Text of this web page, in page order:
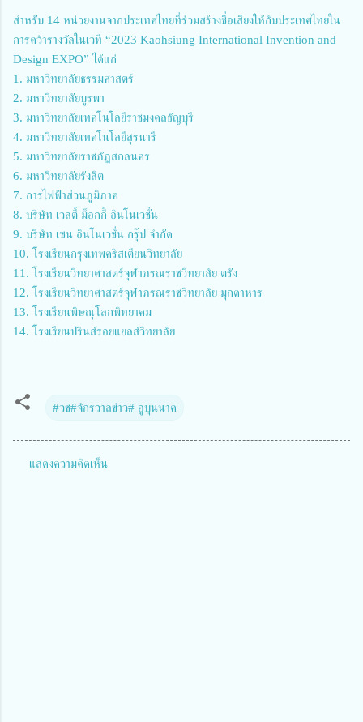
สำหรับ 14 หน่วยงานจากประเทศไทยที่ร่วมสร้างชื่อเสียงให้กับประเทศไทยใน
การคว้ารางวัลในเวที “2023 Kaohsiung International Invention and
Design EXPO” ได้แก่
1. มหาวิทยาลัยธรรมศาสตร์
2. มหาวิทยาลัยบูรพา
3. มหาวิทยาลัยเทคโนโลยีราชมงคลธัญบุรี
4. มหาวิทยาลัยเทคโนโลยีสุรนารี
5. มหาวิทยาลัยราชภัฏสกลนคร
6. มหาวิทยาลัยรังสิต
7. การไฟฟ้าส่วนภูมิภาค
8. บริษัท เวลตี้ ม็อกกี้ อินโนเวชั่น
9. บริษัท เซน อินโนเวชั่น กรุ๊ป จำกัด
10. โรงเรียนกรุงเทพคริสเตียนวิทยาลัย
11. โรงเรียนวิทยาศาสตร์จุฬาภรณราชวิทยาลัย ตรัง
12. โรงเรียนวิทยาศาสตร์จุฬาภรณราชวิทยาลัย มุกดาหาร
13. โรงเรียนพิษณุโลกพิทยาคม
14. โรงเรียนปรินส์รอยแยลส์วิทยาลัย
#วช#จักรวาลข่าว# อูบุนนาค
แสดงความคิดเห็น